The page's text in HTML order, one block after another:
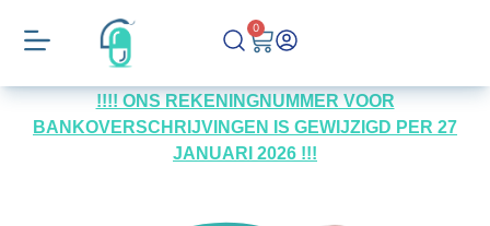
0
!!!! ONS REKENINGNUMMER VOOR
BANKOVERSCHRIJVINGEN IS GEWIJZIGD PER 27
JANUARI 2026 !!!